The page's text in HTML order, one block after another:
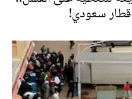
قطار سعودي!